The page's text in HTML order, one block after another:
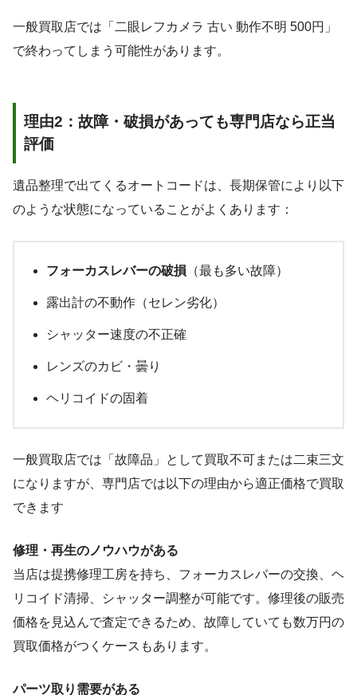
一般買取店では「二眼レフカメラ 古い 動作不明 500円」
で終わってしまう可能性があります。
理由2：故障・破損があっても専門店なら正当
評価
遺品整理で出てくるオートコードは、長期保管により以下
のような状態になっていることがよくあります：
フォーカスレバーの破損 （最も多い故障）
露出計の不動作（セレン劣化）
シャッター速度の不正確
レンズのカビ・曇り
ヘリコイドの固着
一般買取店では「故障品」として買取不可または二束三文
になりますが、専門店では以下の理由から適正価格で買取
できます
修理・再生のノウハウがある
当店は提携修理工房を持ち、フォーカスレバーの交換、ヘ
リコイド清掃、シャッター調整が可能です。修理後の販売
価格を見込んで査定できるため、故障していても数万円の
買取価格がつくケースもあります。
パーツ取り需要がある